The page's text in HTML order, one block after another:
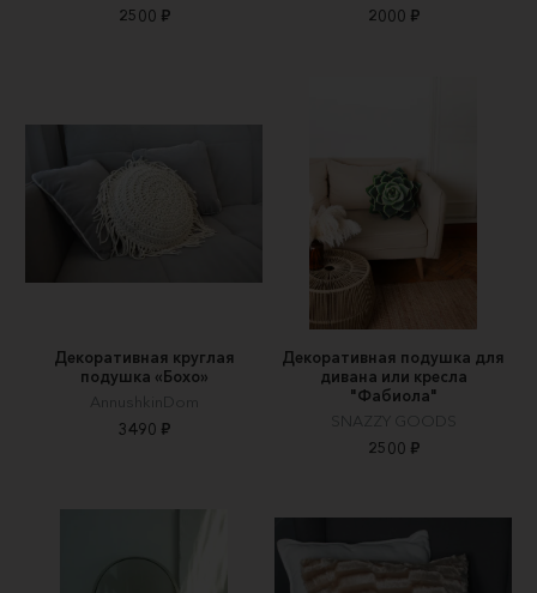
2500 ₽
2000 ₽
Декоративная круглая
подушка «Бохо»
AnnushkinDom
3490 ₽
Декоративная подушка для
дивана или кресла
"Фабиола"
SNAZZY GOODS
2500 ₽